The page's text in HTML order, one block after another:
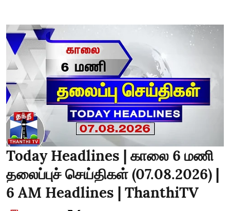
Today Headlines | காலை 6 மணி
தலைப்புச் செய்திகள் (07.08.2026) |
6 AM Headlines | ThanthiTV